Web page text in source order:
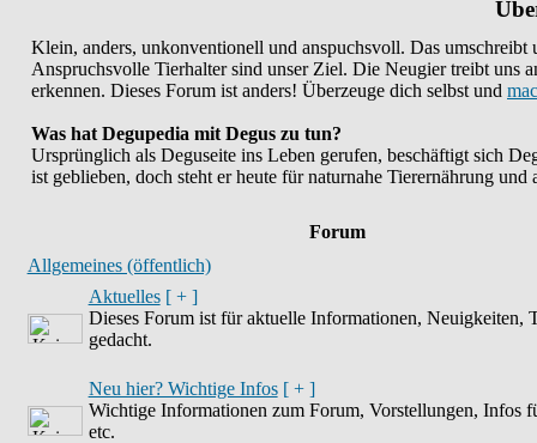
Klein, anders, unkonventionell und anspuchsvoll. Das umschreibt
Anspruchsvolle Tierhalter sind unser Ziel. Die Neugier treibt uns
erkennen. Dieses Forum ist anders! Überzeuge dich selbst und
Was hat Degupedia mit Degus zu tun?
Ursprünglich als Deguseite ins Leben gerufen, beschäftigt sich
ist geblieben, doch steht er heute für naturnahe Tierernährung und
Forum
Allgemeines (öffentlich)
Aktuelles [ + ]
Dieses Forum ist für aktuelle Informationen, Neuigkeiten,
gedacht.
Neu hier? Wichtige Infos [ + ]
Wichtige Informationen zum Forum, Vorstellungen, Infos
etc.